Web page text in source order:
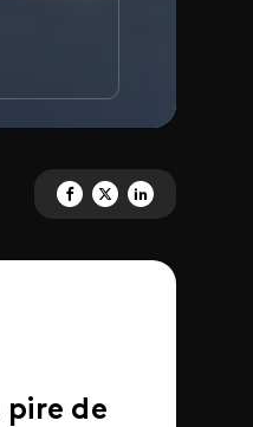
Partagez '20.00 SOBATKOZ '
Partagez '20.00
Partagez '20.00
pire de